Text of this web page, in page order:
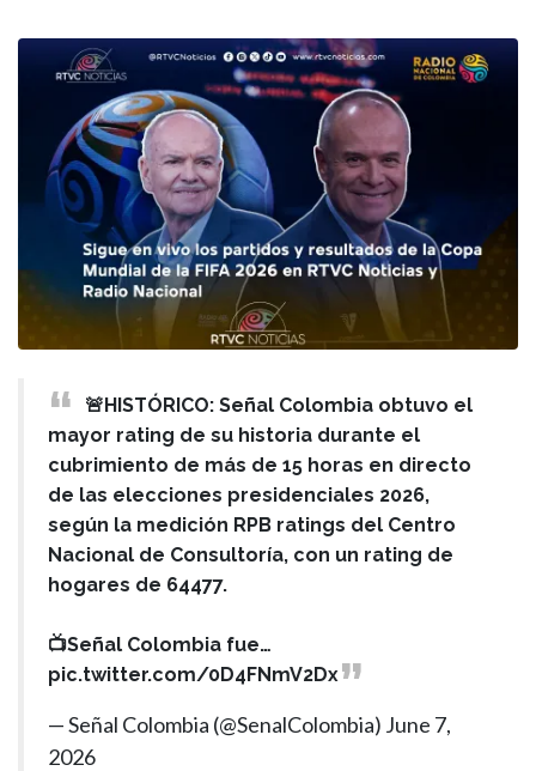
🚨HISTÓRICO: Señal Colombia obtuvo el
mayor rating de su historia durante el
cubrimiento de más de 15 horas en directo
de las elecciones presidenciales 2026,
según la medición RPB ratings del Centro
Nacional de Consultoría, con un rating de
hogares de 64477.
📺Señal Colombia fue…
pic.twitter.com/0D4FNmV2Dx
— Señal Colombia (@SenalColombia) June 7,
2026